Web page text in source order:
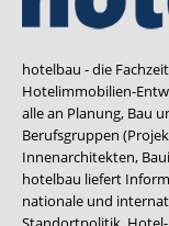
hotelbau - die
Hotelimmobilien-
alle an Planung, Bau
Berufsgruppen
Innenarchitekten,
hotelbau liefert
nationale und